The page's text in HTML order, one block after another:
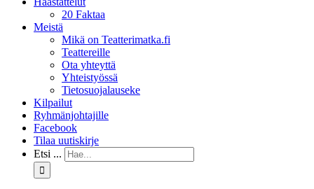
20 Faktaa
Meistä
Mikä on Teatterimatka.fi
Teattereille
Ota yhteyttä
Yhteistyössä
Tietosuojalauseke
Kilpailut
Ryhmänjohtajille
Facebook
Tilaa uutiskirje
Etsi ...